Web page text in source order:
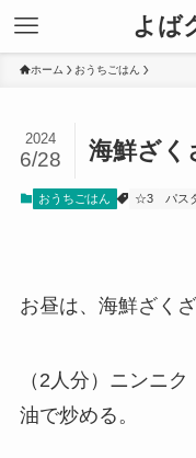
よば
ホーム おうちごはん
海鮮ざく
2024
6/28
おうちごはん ☆3 パス
お昼は、海鮮ざく
（2人分）ニンニ
油で炒める。